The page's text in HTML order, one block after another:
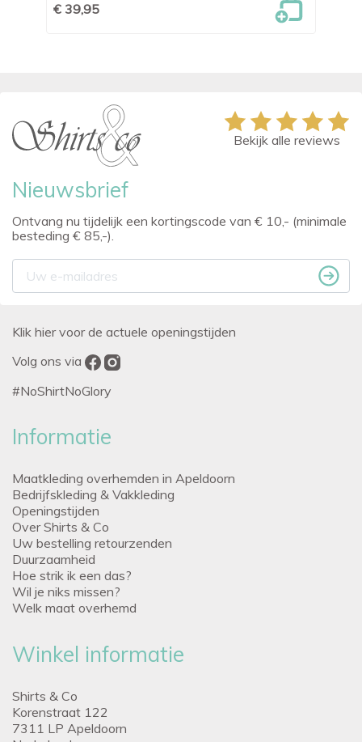
€ 39,95
Nieuwsbrief
Ontvang nu tijdelijk een kortingscode van € 10,- (minimale
besteding € 85,-).
Bekijk alle reviews
Klik hier voor de actuele openingstijden
Volg ons via
#NoShirtNoGlory
Informatie
Maatkleding overhemden in Apeldoorn
Bedrijfskleding & Vakkleding
Openingstijden
Over Shirts & Co
Uw bestelling retourzenden
Duurzaamheid
Hoe strik ik een das?
Wil je niks missen?
Welk maat overhemd
Winkel informatie
Shirts & Co
Korenstraat 122
7311 LP Apeldoorn